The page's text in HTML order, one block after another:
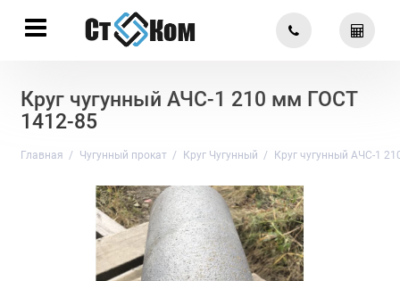
Круг чугунный АЧС-1 210 мм ГОСТ
1412-85
Главная Чугунный прокат Круг Чугунный Круг чугунный АЧС-1